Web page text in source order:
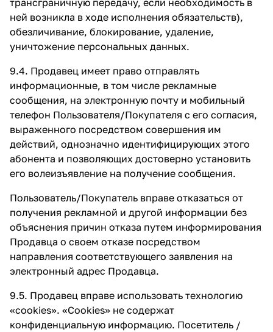
ней возникла в ходе исполнения обязательств),
обезличивание, блокирование, удаление,
уничтожение персональных данных.
9.4. Продавец имеет право отправлять
информационные, в том числе рекламные
сообщения, на электронную почту и мобильный
телефон Пользователя/Покупателя с его согласия,
выраженного посредством совершения им
действий, однозначно идентифицирующих этого
абонента и позволяющих достоверно установить
его волеизъявление на получение сообщения.
Пользователь/Покупатель вправе отказаться от
получения рекламной и другой информации без
объяснения причин отказа путем информирования
Продавца о своем отказе посредством
направления соответствующего заявления на
электронный адрес Продавца.
9.5. Продавец вправе использовать технологию
«cookies». «Cookies» не содержат
конфиденциальную информацию. Посетитель /